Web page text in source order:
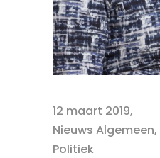
12 maart 2019
Nieuws Algemeen,
Politiek